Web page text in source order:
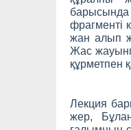
фрагменті
жан алып
Жас
құрметпен
Лекция
жер,